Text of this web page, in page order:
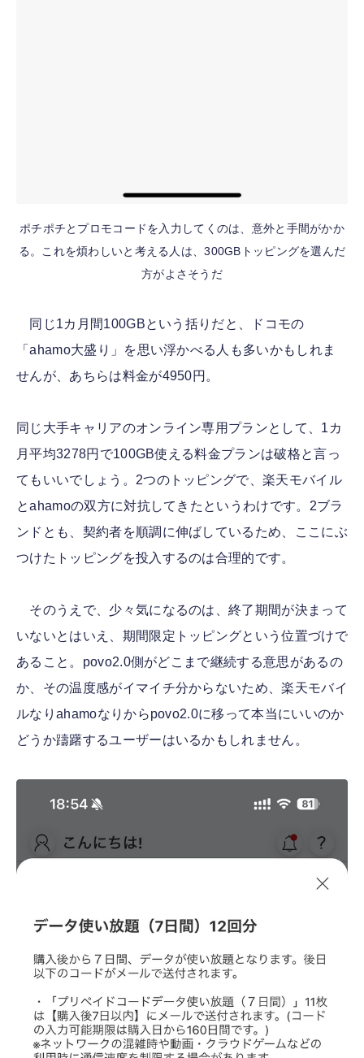
ポチポチとプロモコードを入力してくのは、意外と手間がかか
る。これを煩わしいと考える人は、300GBトッピングを選んだ
方がよさそうだ
同じ1カ月間100GBという括りだと、ドコモの
「ahamo大盛り」を思い浮かべる人も多いかもしれま
せんが、あちらは料金が4950円。
同じ大手キャリアのオンライン専用プランとして、1カ
月平均3278円で100GB使える料金プランは破格と言っ
てもいいでしょう。2つのトッピングで、楽天モバイル
とahamoの双方に対抗してきたというわけです。2ブラ
ンドとも、契約者を順調に伸ばしているため、ここにぶ
つけたトッピングを投入するのは合理的です。
そのうえで、少々気になるのは、終了期間が決まって
いないとはいえ、期間限定トッピングという位置づけで
あること。povo2.0側がどこまで継続する意思があるの
か、その温度感がイマイチ分からないため、楽天モバイ
ルなりahamoなりからpovo2.0に移って本当にいいのか
どうか躊躇するユーザーはいるかもしれません。